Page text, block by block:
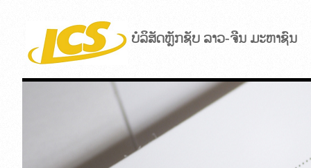
ບໍລິສັດຫຼັກຊັບ ລາວ-ຈີນ ມະຫາຊົນ